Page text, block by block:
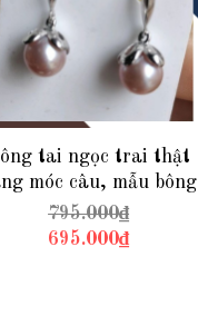
tai ngọc trai thật
móc câu, mẫu bông
tai ngọc trai mới đẹp
sang trọng cho nữ mã
795.000₫
695.000₫